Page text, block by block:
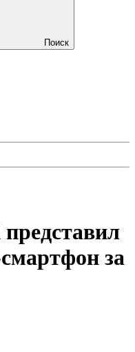
Поиск
за